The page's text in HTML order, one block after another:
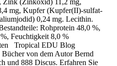
mg, Kupfer (Kupfer(II)-sulfat-
0,24 mg. Lecithin.
Rohprotein 48,0 %,
Feuchtigkeit 8,0 %
Tropical EDU Blog
von dem Autor Bernd
und 888 Discus. Erfahren Sie